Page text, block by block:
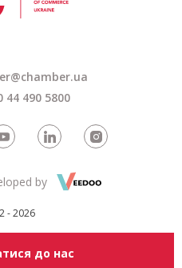
44 490 5800
- 2026
by
до нас